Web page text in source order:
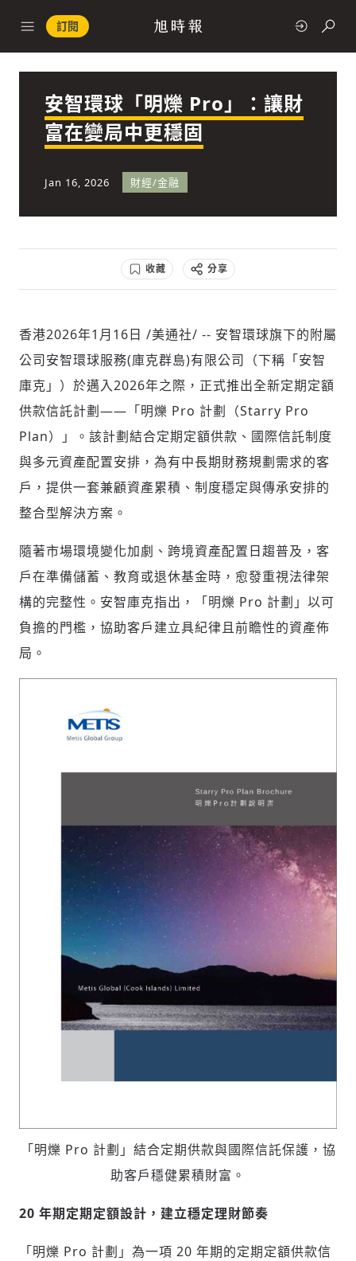
訂閱
政治
社會
安智環球「明爍 Pro」：讓財
富在變局中更穩固
Jan 16, 2026 財經/金融
收藏 分享
香港2026年1月16日 /美通社/ -- 安智環球旗下的附屬
公司安智環球服務(庫克群島)有限公司（下稱「安智
庫克」）於邁入2026年之際，正式推出全新定期定額
供款信託計劃——「明爍 Pro 計劃（Starry Pro
Plan）」。該計劃結合定期定額供款、國際信託制度
與多元資產配置安排，為有中長期財務規劃需求的客
戶，提供一套兼顧資產累積、制度穩定與傳承安排的
整合型解決方案。
隨著市場環境變化加劇、跨境資產配置日趨普及，客
戶在準備儲蓄、教育或退休基金時，愈發重視法律架
構的完整性。安智庫克指出，「明爍 Pro 計劃」以可
負擔的門檻，協助客戶建立具紀律且前瞻性的資產佈
局。
「明爍 Pro 計劃」結合定期供款與國際信託保護，協
助客戶穩健累積財富。
20 年期定期定額設計，建立穩定理財節奏
「明爍 Pro 計劃」為一項 20 年期的定期定額供款信